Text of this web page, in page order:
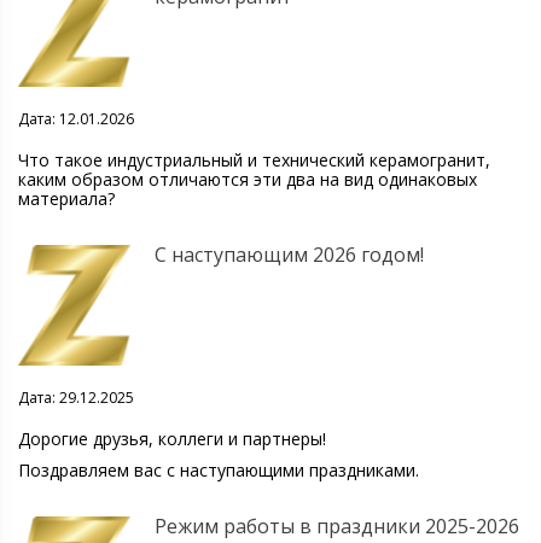
Дата: 12.01.2026
Что такое индустриальный и технический керамогранит,
каким образом отличаются эти два на вид одинаковых
материала?
С наступающим 2026 годом!
Дата: 29.12.2025
Дорогие друзья, коллеги и партнеры!
Поздравляем вас с наступающими праздниками.
Режим работы в праздники 2025-2026